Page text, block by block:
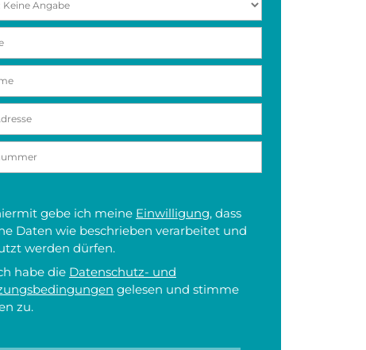
gebe ich meine Einwilligung, dass
Daten wie beschrieben verarbeitet und
werden dürfen.
habe die Datenschutz- und
gelesen und stimme
zu.